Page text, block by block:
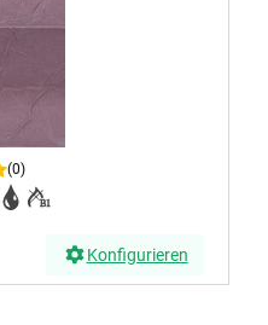
(0)
Konfigurieren